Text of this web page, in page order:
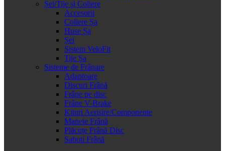
Șei/Tije și Coliere
Accesorii
Coliere Șa
Huse Șa
Șei
Sistem VeloFit
Tije Șa
Sisteme de Frânare
Adaptoare
Discuri Frână
Frâne pe disc
Frâne V-Brake
Kituri Aerisire/Componente
Manete Frână
Plăcuțe Frână Disc
Saboti Frână